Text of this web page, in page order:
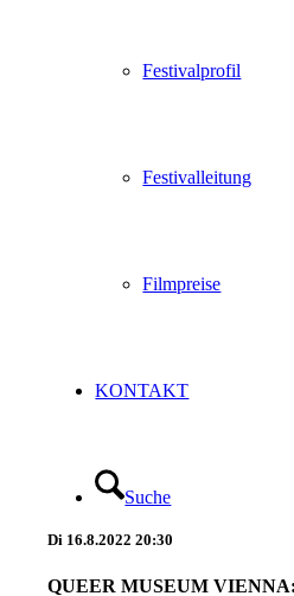
Festivalprofil
Festivalleitung
Filmpreise
KONTAKT
Suche
Di 16.8.2022 20:30
QUEER MUSEUM